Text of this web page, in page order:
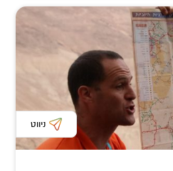
ניווט